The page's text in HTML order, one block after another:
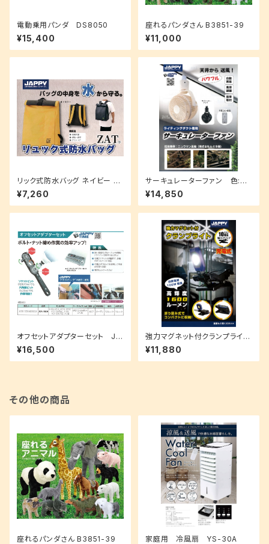
電動乗用パンダ DS8050
¥15,400
座れるパンダさん B3851-39
¥11,000
リック式防水バッグ ネイビー カ
¥7,260
サーキュレーターファン 色:ブ
ラッキーグレイ JRF-250BGY
¥14,850
オフセットアダプターセット JO
A-1024
¥16,500
強力マグネット付クランプライト
CML-1600
¥11,880
その他の商品
座れるパンダさん B3851-39 家庭用 冷風扇 YS-30A